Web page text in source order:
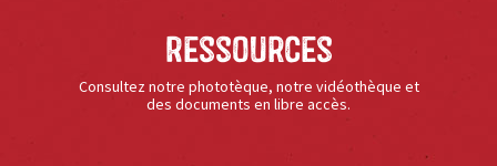
Ressources
Consultez notre phototèque, notre vidéothèque et
des documents en libre accès.